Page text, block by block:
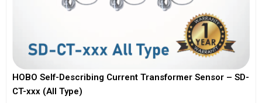
HOBO Self-Describing Current Transformer Sensor – SD-
CT-xxx (All Type)